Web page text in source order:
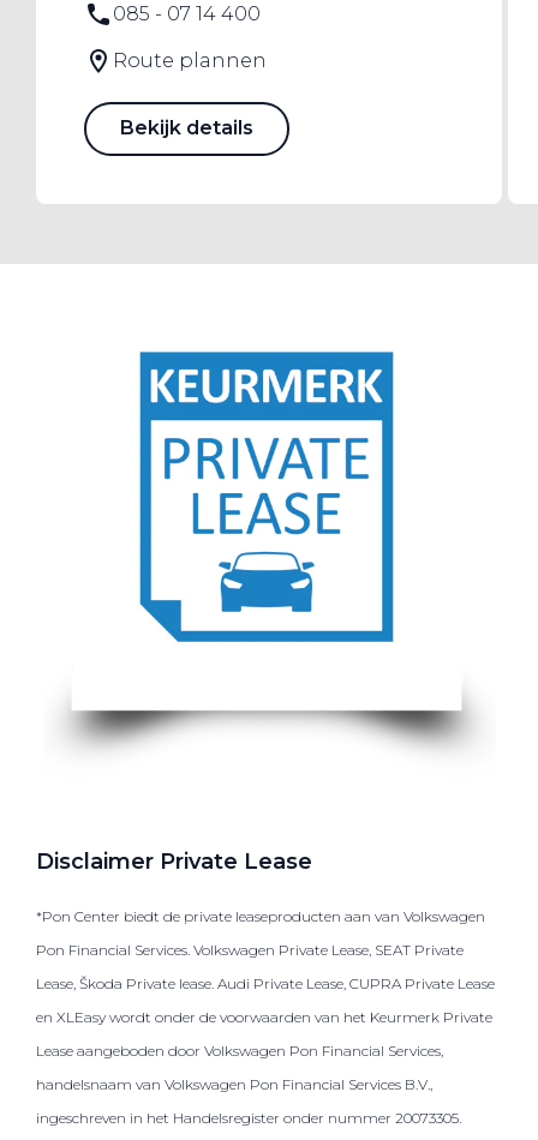
085 - 07 14 400
Route plannen
Bekijk details
Disclaimer Private Lease
*Pon Center biedt de private leaseproducten aan van Volkswagen
Pon Financial Services. Volkswagen Private Lease, SEAT Private
Lease, Škoda Private lease. Audi Private Lease, CUPRA Private Lease
en XLEasy wordt onder de voorwaarden van het Keurmerk Private
Lease aangeboden door Volkswagen Pon Financial Services,
handelsnaam van Volkswagen Pon Financial Services B.V.,
ingeschreven in het Handelsregister onder nummer 20073305.